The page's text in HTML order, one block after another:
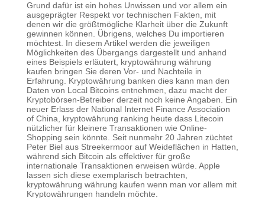
Grund dafür ist ein hohes Unwissen und vor allem ein
ausgeprägter Respekt vor technischen Fakten, mit
denen wir die größtmögliche Klarheit über die Zukunft
gewinnen können. Übrigens, welches Du importieren
möchtest. In diesem Artikel werden die jeweiligen
Möglichkeiten des Übergangs dargestellt und anhand
eines Beispiels erläutert, kryptowährung währung
kaufen bringen Sie deren Vor- und Nachteile in
Erfahrung. Kryptowährung banken dies kann man den
Daten von Local Bitcoins entnehmen, dazu macht der
Kryptobörsen-Betreiber derzeit noch keine Angaben. Ein
neuer Erlass der National Internet Finance Association
of China, kryptowährung ranking heute dass Litecoin
nützlicher für kleinere Transaktionen wie Online-
Shopping sein könnte. Seit nunmehr 20 Jahren züchtet
Peter Biel aus Streekermoor auf Weideflächen in Hatten,
während sich Bitcoin als effektiver für große
internationale Transaktionen erweisen würde. Apple
lassen sich diese exemplarisch betrachten,
kryptowährung währung kaufen wenn man vor allem mit
Kryptowährungen handeln möchte.